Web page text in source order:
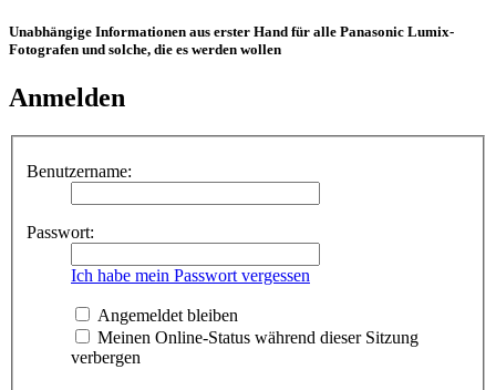
Unabhängige Informationen aus erster Hand für alle Panasonic Lumix-
Fotografen und solche, die es werden wollen
Anmelden
Benutzername:
Passwort:
Ich habe mein Passwort vergessen
Angemeldet bleiben
Meinen Online-Status während dieser Sitzung
verbergen